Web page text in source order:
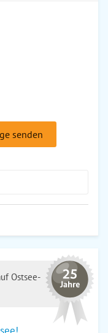
senden
Ostsee-